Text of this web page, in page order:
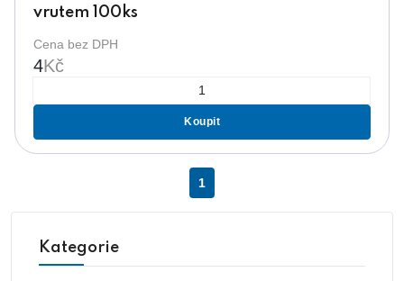
vrutem 100ks
Cena bez DPH
4Kč
Koupit
1
Kategorie